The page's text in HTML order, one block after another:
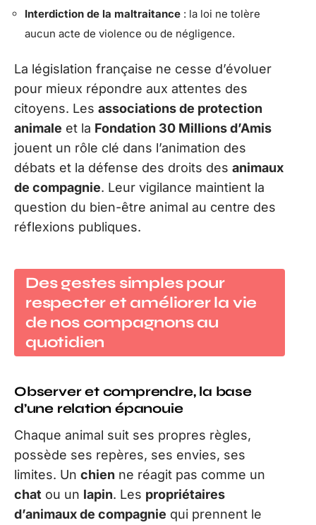
Interdiction de la maltraitance : la loi ne tolère
aucun acte de violence ou de négligence.
La législation française ne cesse d’évoluer
pour mieux répondre aux attentes des
citoyens. Les associations de protection
animale et la Fondation 30 Millions d’Amis
jouent un rôle clé dans l’animation des
débats et la défense des droits des animaux
de compagnie. Leur vigilance maintient la
question du bien-être animal au centre des
réflexions publiques.
Des gestes simples pour
respecter et améliorer la vie
de nos compagnons au
quotidien
Observer et comprendre, la base
d’une relation épanouie
Chaque animal suit ses propres règles,
possède ses repères, ses envies, ses
limites. Un chien ne réagit pas comme un
chat ou un lapin. Les propriétaires
d’animaux de compagnie qui prennent le